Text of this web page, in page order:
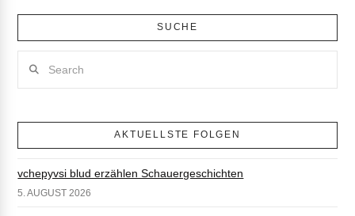
SUCHE
AKTUELLSTE FOLGEN
vchepyvsi blud erzählen Schauergeschichten
5. AUGUST 2026